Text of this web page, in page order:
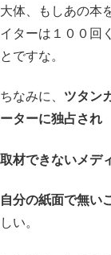
大体、もしあの本
イターは１００回
とですな。
ちなみに、 ツタン
ーターに独占され
取材できないメデ
自分の紙面で無い
しい。